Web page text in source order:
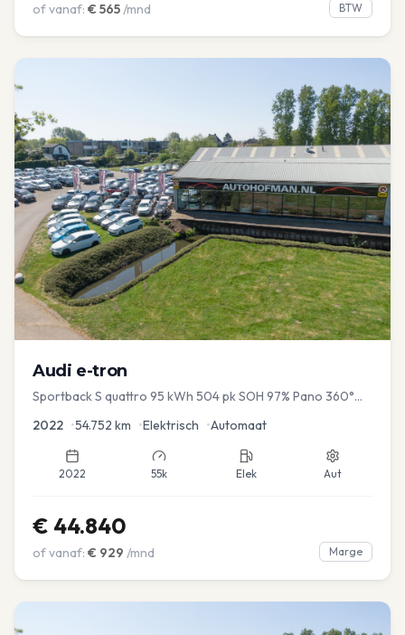
of vanaf: € 565/mnd BTW
Audi e-tron
Sportback S quattro 95 kWh 504 pk SOH 97% Pano 360°
2022 •54.752 km •Elektrisch •Automaat
2022 55k Elek Aut
€ 44.840
of vanaf: € 929 /mnd Marge